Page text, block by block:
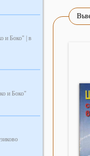
и Боко" | в
и Боко"